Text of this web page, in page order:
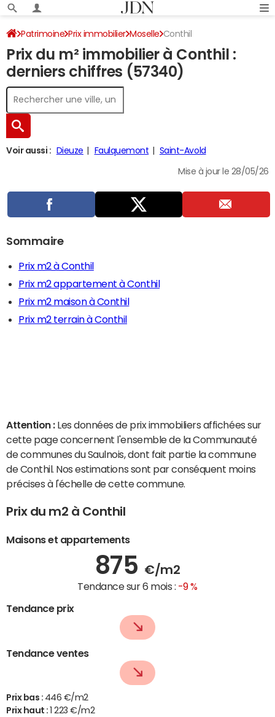
Patrimoine Prix immobilier Moselle Conthil
Prix du m² immobilier à Conthil :
derniers chiffres (57340)
Voir aussi : Dieuze Faulquemont Saint-Avold
Mise à jour le 28/05/26
Sommaire
Prix m2 à Conthil
Prix m2 appartement à Conthil
Prix m2 maison à Conthil
Prix m2 terrain à Conthil
Attention : Les données de prix immobiliers affichées sur
cette page concernent l'ensemble de la Communauté
de communes du Saulnois, dont fait partie la commune
de Conthil. Nos estimations sont par conséquent moins
précises à l'échelle de cette commune.
Prix du m2 à Conthil
Maisons et appartements
875 €/m2
Tendance sur 6 mois : -9 %
Tendance prix
Tendance ventes
Prix bas : 446 €/m2
Prix haut :
1 223 €/m2